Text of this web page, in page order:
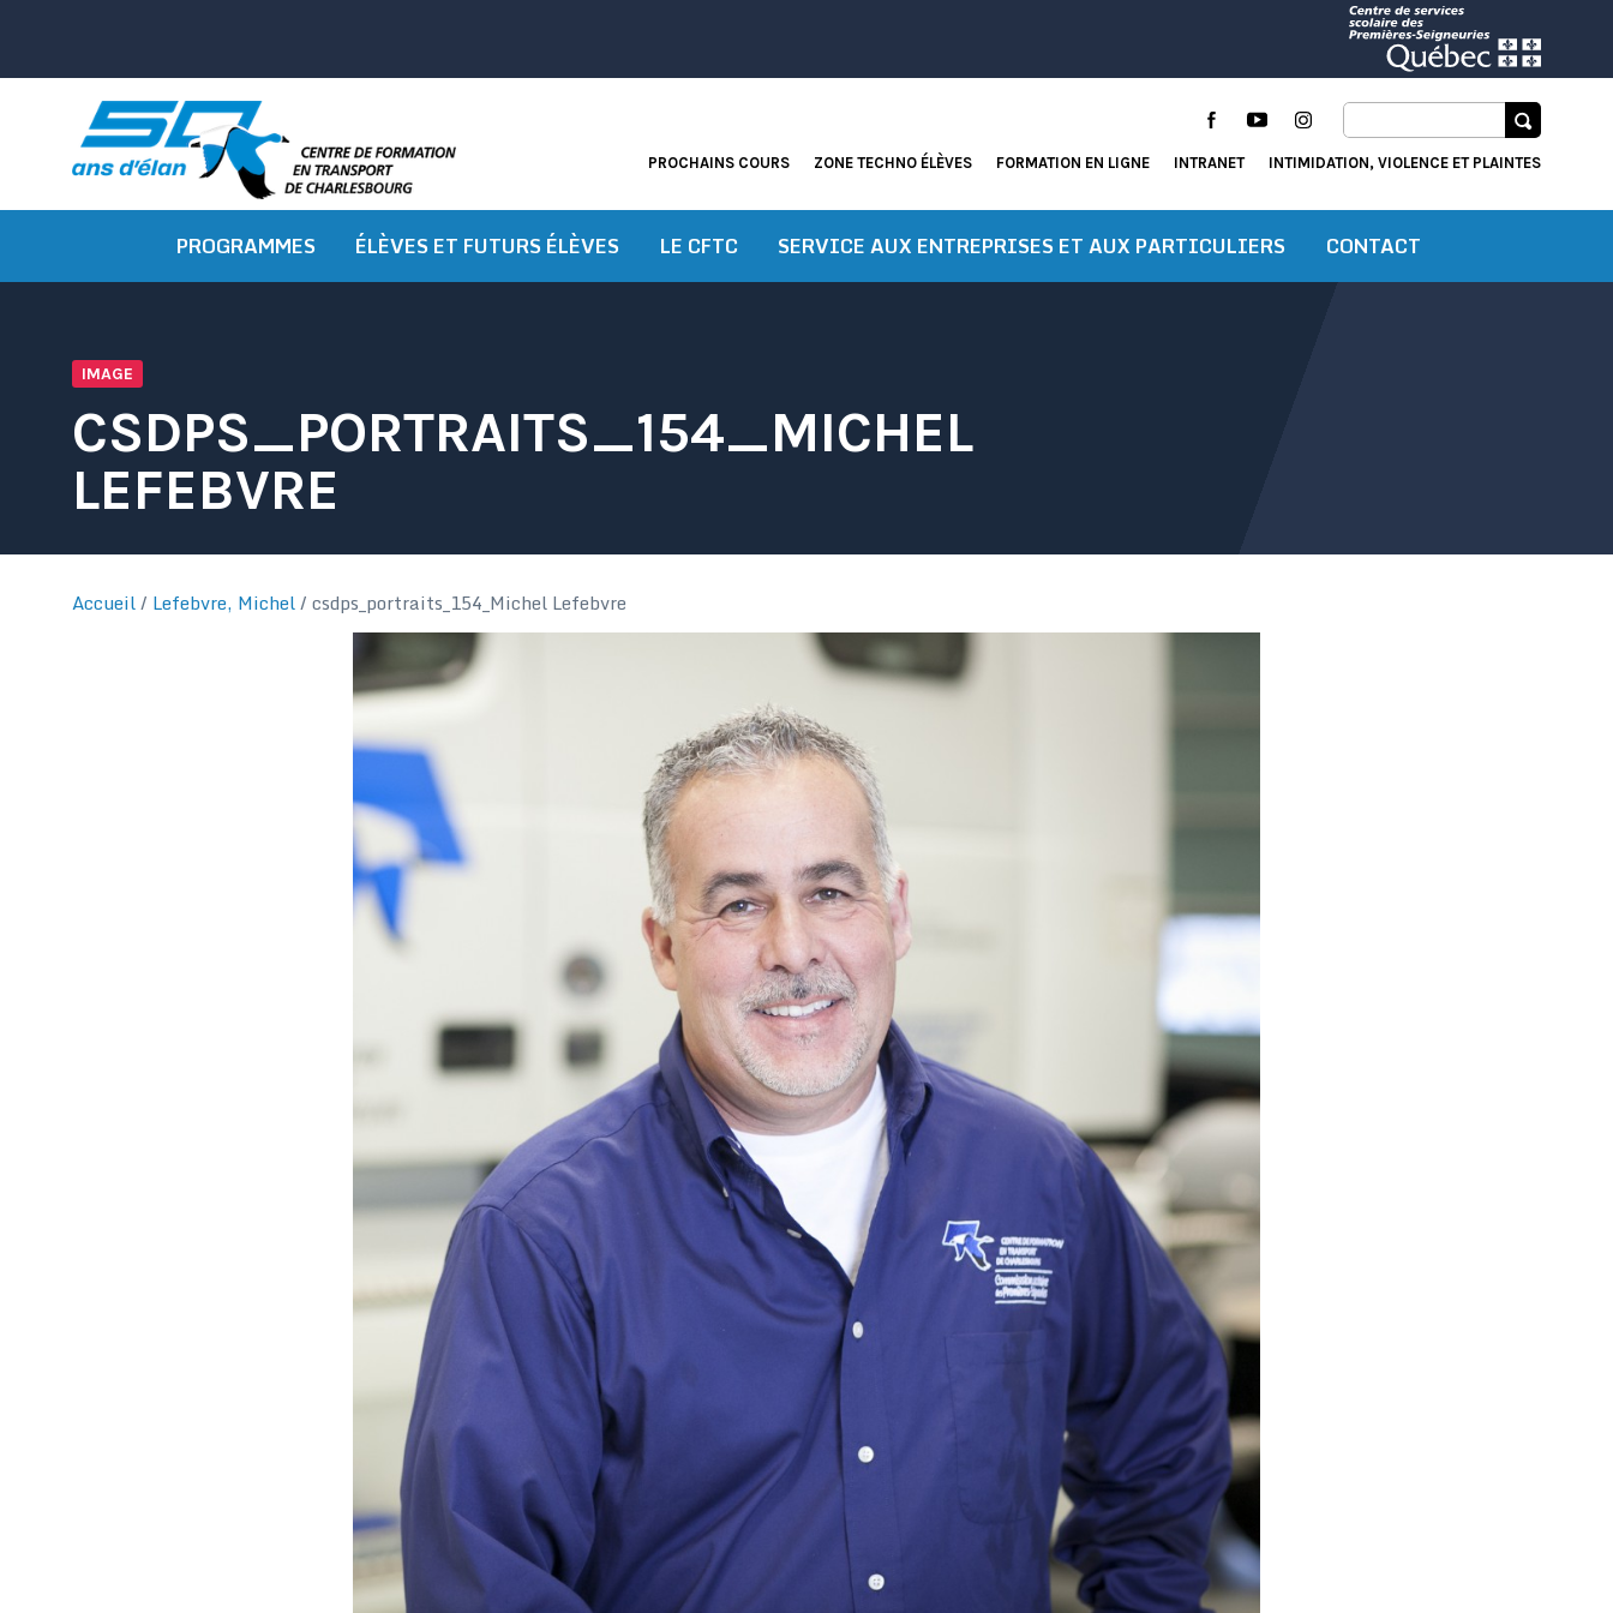
contenu
PROGRAMMES ÉLÈVES ET FUTURS ÉLÈVES LE CFTC SERVICE AUX ENTREPRISES ET AUX PARTICULIERS CONTACT
PROCHAINS COURS ZONE TECHNO ÉLÈVES FORMATION EN LIGNE INTRANET INTIMIDATION, VIOLENCE ET PLAINTES
FacebookYouTubeInstagram
IMAGE
CSDPS_PORTRAITS_154_MICHEL
LEFEBVRE
Accueil/ Lefebvre, Michel/ csdps_portraits_154_Michel Lefebvre